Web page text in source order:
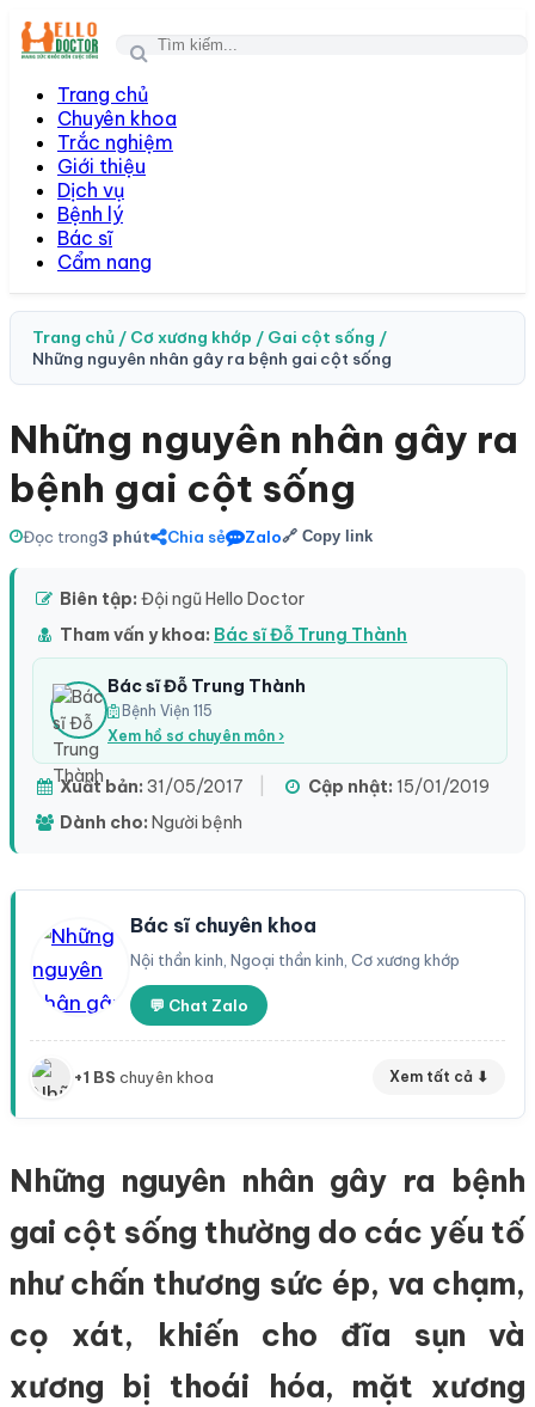
Trang chủ
Chuyên khoa
Trắc nghiệm
Giới thiệu
Dịch vụ
Bệnh lý
Bác sĩ
Cẩm nang
Trang chủ / Cơ xương khớp / Gai cột sống /
Những nguyên nhân gây ra bệnh gai cột sống
Những nguyên nhân gây ra
bệnh gai cột sống
Đọc trong3 phút Chia sẻ Zalo🔗 Copy link
Biên tập: Đội ngũ Hello Doctor
Tham vấn y khoa: Bác sĩ Đỗ Trung Thành
Bác sĩ Đỗ Trung Thành
Bệnh Viện 115
Xem hồ sơ chuyên môn ›
Xuất bản: 31/05/2017 Cập nhật: 15/01/2019
Dành cho: Người bệnh
Bác sĩ chuyên khoa
Nội thần kinh, Ngoại thần kinh, Cơ xương khớp
💬 Chat Zalo
+1 BS chuyên khoa Xem tất cả ⬇
Những nguyên nhân gây ra bệnh
gai cột sống thường do các yếu tố
như chấn thương sức ép, va chạm,
cọ xát, khiến cho đĩa sụn và
xương bị thoái hóa, mặt xương